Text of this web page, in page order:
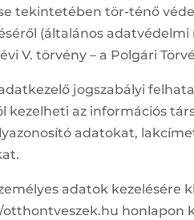
tekintetében tör-ténő
(általános adatvédelmi
évi V. törvény – a Polgári
jogszabályi
kezelheti az információs
adatokat,
adatok kezelésére
honlapon